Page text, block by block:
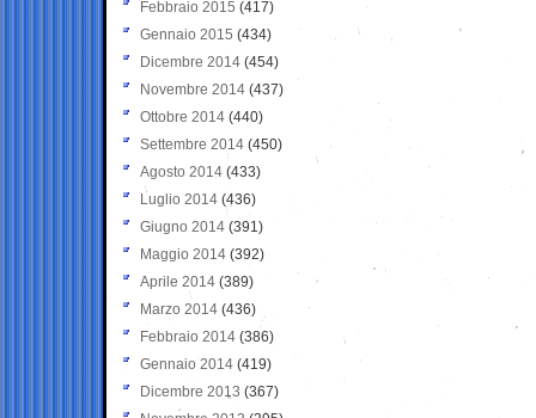
Febbraio 2015 (417)
Gennaio 2015 (434)
Dicembre 2014 (454)
Novembre 2014 (437)
Ottobre 2014 (440)
Settembre 2014 (450)
Agosto 2014 (433)
Luglio 2014 (436)
Giugno 2014 (391)
Maggio 2014 (392)
Aprile 2014 (389)
Marzo 2014 (436)
Febbraio 2014 (386)
Gennaio 2014 (419)
Dicembre 2013 (367)